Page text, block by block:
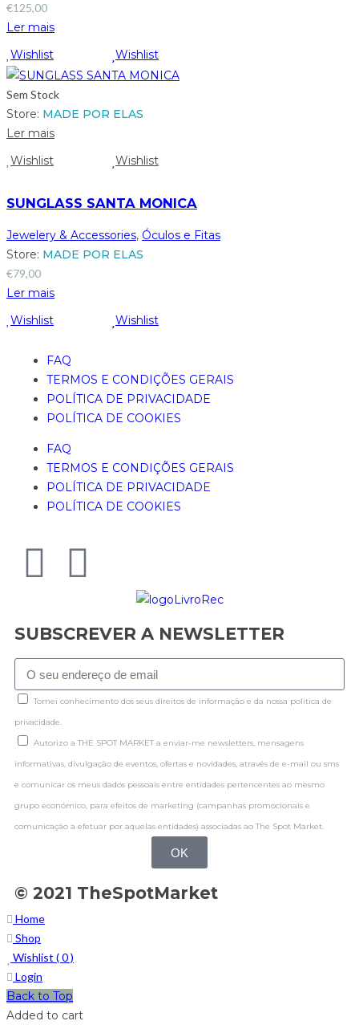
€125,00
Ler mais
Wishlist
Wishlist
Sem Stock
Store: MADE POR ELAS
Ler mais
Wishlist
Wishlist
SUNGLASS SANTA MONICA
Jewelery & Accessories, Óculos e Fitas
Store: MADE POR ELAS
€79,00
Ler mais
Wishlist
Wishlist
FAQ
TERMOS E CONDIÇÕES GERAIS
POLÍTICA DE PRIVACIDADE
POLÍTICA DE COOKIES
FAQ
TERMOS E CONDIÇÕES GERAIS
POLÍTICA DE PRIVACIDADE
POLÍTICA DE COOKIES
SUBSCREVER A NEWSLETTER
Tomei conhecimento dos seus direitos de informação e da nossa politica de
privacidade.
Autorizo a THE SPOT MARKET a enviar-me newsletters, mensagens
informativas, divulgação de eventos, ofertas e novidades, através de e-mail ou sms
e comunicar os meus dados pessoais entre entidades pertencentes ao mesmo
grupo económico, para efeitos de marketing (campanhas promocionais e
comunicação a efetuar por aquelas entidades) associadas ao The Spot Market.
OK
© 2021 TheSpotMarket
Home
Shop
Wishlist (0)
Login
Back to Top
Added to cart